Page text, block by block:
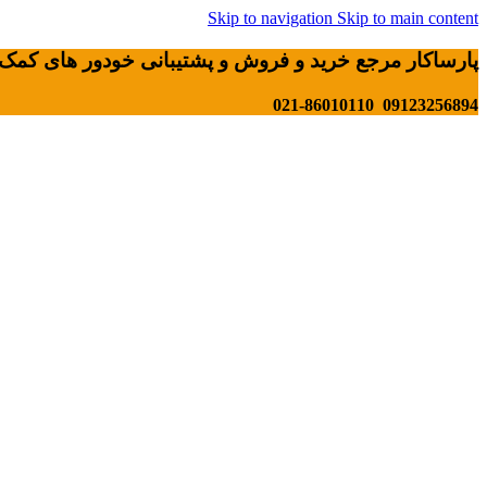
Skip to navigation Skip to main content
پارساکار مرجع خرید و فروش و پشتیبانی خودور های کمک
09123256894 021-86010110